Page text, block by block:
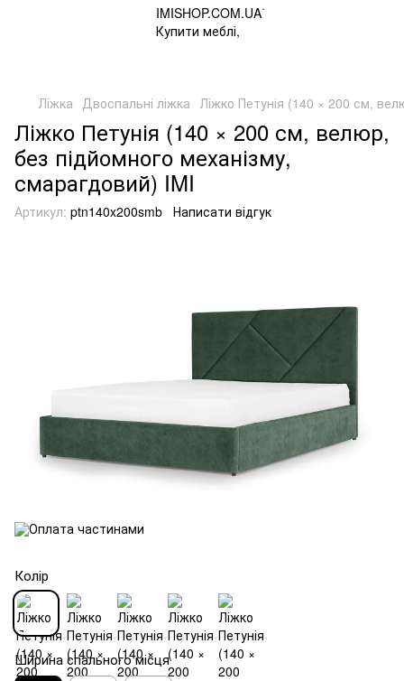
Ліжка Двоспальні ліжка Ліжко Петунія (140 × 200 см,
Ліжко Петунія (140 × 200 см, велюр,
без підйомного механізму,
смарагдовий) IMI
Артикул: ptn140x200smb Написати відгук
Колір
Ширина спального місця